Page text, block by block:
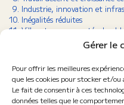
Gérer le
Pour offrir les meilleures
que les cookies pour stocker et/
Le fait de consentir à ces
données telles que le
Industrie, innovation et
Inégalités réduites
Villes et communautés
Consommation et
Lutte contre le changement
Vie terrestre
Paix, justice et institutions
Partenariats pour la